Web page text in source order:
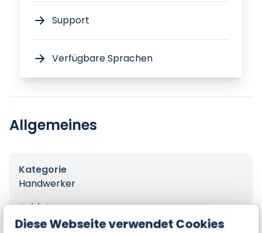
Diese Webseite verwendet Cookies
Support
Verfügbare Sprachen
Allgemeines
Kategorie
Handwerker
Anbieter
KingBill